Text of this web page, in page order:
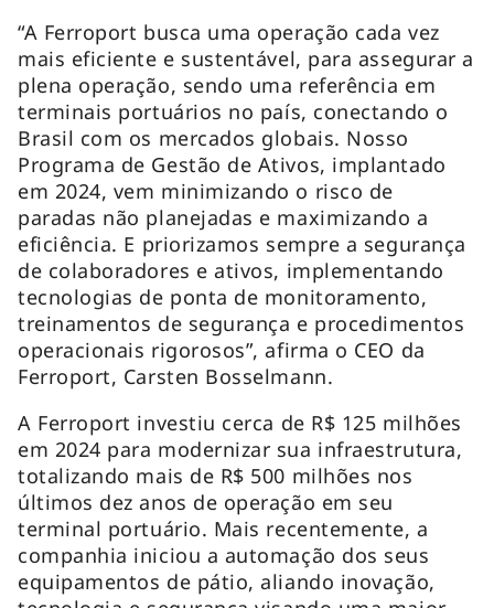
“A Ferroport busca uma operação cada vez
mais eficiente e sustentável, para assegurar a
plena operação, sendo uma referência em
terminais portuários no país, conectando o
Brasil com os mercados globais. Nosso
Programa de Gestão de Ativos, implantado
em 2024, vem minimizando o risco de
paradas não planejadas e maximizando a
eficiência. E priorizamos sempre a segurança
de colaboradores e ativos, implementando
tecnologias de ponta de monitoramento,
treinamentos de segurança e procedimentos
operacionais rigorosos”, afirma o CEO da
Ferroport, Carsten Bosselmann.
A Ferroport investiu cerca de R$ 125 milhões
em 2024 para modernizar sua infraestrutura,
totalizando mais de R$ 500 milhões nos
últimos dez anos de operação em seu
terminal portuário. Mais recentemente, a
companhia iniciou a automação dos seus
equipamentos de pátio, aliando inovação,